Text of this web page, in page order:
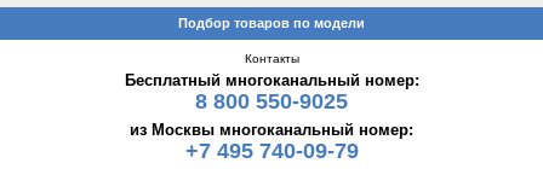
Подбор товаров по модели
Контакты
Бесплатный многоканальный номер:
8 800 550-9025
из Москвы многоканальный номер:
+7 495 740-09-79